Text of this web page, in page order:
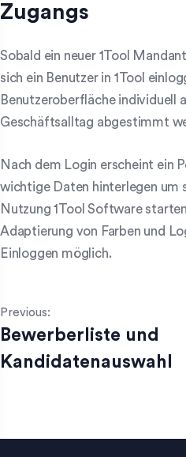
Zugangs
Sobald ein neuer 1Tool
sich ein Benutzer in 1Tool
Benutzeroberfläche individuell
Geschäftsalltag abgestimmt
Nach dem Login erscheint ein
wichtige Daten hinterlegen
Nutzung 1Tool Software
Adaptierung von Farben und
Einloggen möglich.
Previous:
Bewerberliste und
Kandidatenauswahl